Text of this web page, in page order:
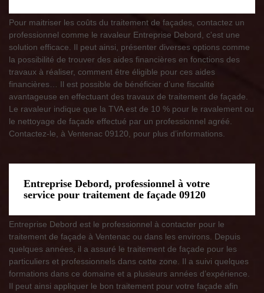
Pour maitriser les coûts du traitement de façades, contactez un
professionnel comme le ravaleur Entreprise Debord, c'est une
solution efficace. Il peut ainsi, présenter diverses options comme
la possibilité de trouver des aides financières en fonctions des
travaux à réaliser, comment être éligible pour ces aides
financières… Il est possible de bénéficier d’une fiscalité
avantageuse en effectuant des travaux de traitement de façade.
Le ravaleur indique que la TVA est de 10 % pour le ravalement ou
le nettoyage de façade effectué par un professionnel agréé.
Contactez-le, à Ventenac 09120, pour plus d’informations.
Entreprise Debord, professionnel à votre
service pour traitement de façade 09120
Entreprise Debord est le professionnel à contacter pour le
traitement de façade à Ventenac ou dans les environs. Depuis
quelques années, il a assuré le traitement de façade pour les
particuliers et professionnels dans cette zone. Il a suivi quelques
formations dans ce domaine et a plusieurs années d’expérience.
Il peut ainsi appliquer le bon traitement pour votre façade afin